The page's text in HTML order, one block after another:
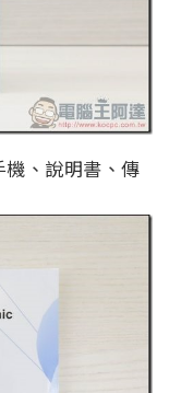
機、說明書、傳